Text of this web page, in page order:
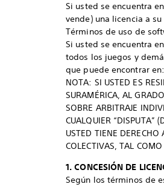
Si usted se encuentra
vende) una licencia a
Términos de uso de
Si usted se encuentra
todos los juegos y
que puede encontrar en:
NOTA: SI USTED ES
SURAMÉRICA, AL
SOBRE ARBITRAJE
CUALQUIER “DISPUTA”
USTED TIENE
COLECTIVAS, TAL
1. CONCESIÓN DE
Según los términos de